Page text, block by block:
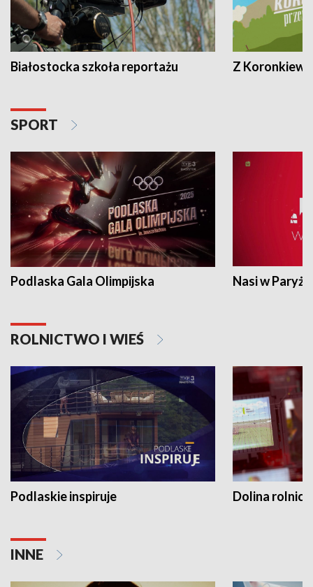
Białostocka szkoła reportażu Z
SPORT
Podlaska Gala Olimpijska Nasi w Paryżu
ROLNICTWO I WIEŚ
Podlaskie inspiruje Dolina
INNE